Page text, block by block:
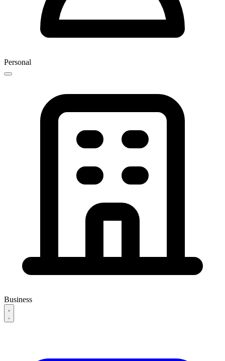
Personal
Business